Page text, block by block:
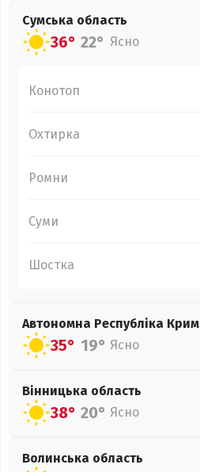
Сумська область
36° 22° Ясно
Конотоп
Охтирка
Ромни
Суми
Шостка
Автономна Республіка Крим
35° 19° Ясно
Вінницька область
38° 20° Ясно
Волинська область